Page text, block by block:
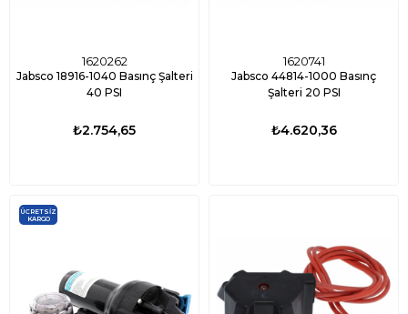
1620262
Jabsco 18916-1040 Basınç Şalteri
40 PSI
₺2.754,65
1620741
Jabsco 44814-1000 Basınç
Şalteri 20 PSI
₺4.620,36
ÜCRETSIZ
KARGO